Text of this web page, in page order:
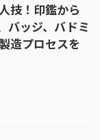
技！印鑑から
バッジ、バドミ
造プロセスを